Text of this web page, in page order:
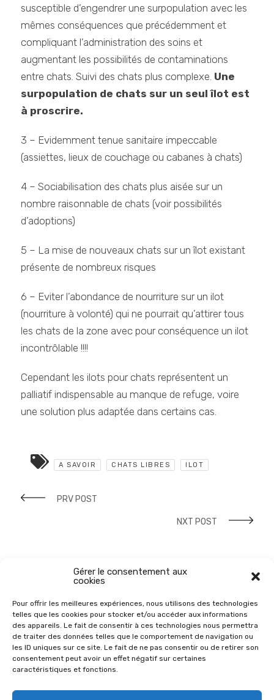
Gérer le consentement aux
cookies
Pour offrir les meilleures expériences, nous utilisons des technologies
telles que les cookies pour stocker et/ou accéder aux informations
des appareils. Le fait de consentir à ces technologies nous permettra
de traiter des données telles que le comportement de navigation ou
les ID uniques sur ce site. Le fait de ne pas consentir ou de retirer son
consentement peut avoir un effet négatif sur certaines
caractéristiques et fonctions.
susceptible d’engendrer une surpopulation avec les
mêmes conséquences que précédemment et
compliquant l’administration des soins et
augmentant les possibilités de contaminations
entre chats. Suivi des chats plus complexe. Une
surpopulation de chats sur un seul îlot est
à proscrire.
3 – Evidemment tenue sanitaire impeccable
(assiettes, lieux de couchage ou cabanes à chats)
4 – Sociabilisation des chats plus aisée sur un
nombre raisonnable de chats (voir possibilités
d’adoptions)
5 – La mise de nouveaux chats sur un îlot existant
présente de nombreux risques
6 – Eviter l’abondance de nourriture sur un ilot
(nourriture à volonté) qui ne pourrait qu’attirer tous
les chats de la zone avec pour conséquence un ilot
incontrôlable !!!!
Cependant les ilots pour chats représentent un
palliatif indispensable au manque de refuge, voire
une solution plus adaptée dans certains cas.
A SAVOIR CHATS LIBRES ILOT
PRV POST
NXT POST